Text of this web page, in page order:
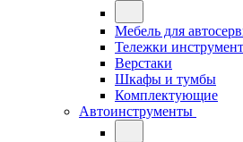
Мебель для
Тележки
Верстаки
Шкафы и тумбы
Комплектующие
Автоинструменты